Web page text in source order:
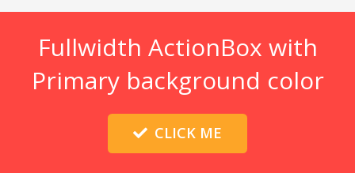
Fullwidth ActionBox with
Primary background color
CLICK ME